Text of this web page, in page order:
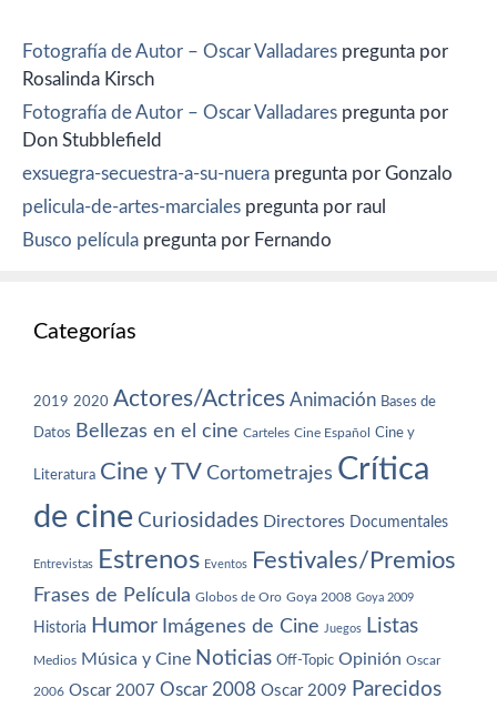
Fotografía de Autor – Oscar Valladares pregunta por
Rosalinda Kirsch
Fotografía de Autor – Oscar Valladares pregunta por
Don Stubblefield
exsuegra-secuestra-a-su-nuera pregunta por Gonzalo
pelicula-de-artes-marciales pregunta por raul
Busco película pregunta por Fernando
Categorías
2019 2020 Actores/Actrices Animación Bases de
Datos Bellezas en el cine Carteles Cine Español Cine y
Literatura Cine y TV Cortometrajes Crítica
de cine Curiosidades Directores Documentales
Entrevistas Estrenos Eventos Festivales/Premios
Frases de Película Globos de Oro Goya 2008 Goya 2009
Historia Humor Imágenes de Cine Juegos Listas
Medios Música y Cine Noticias Off-Topic Opinión Oscar
2006 Oscar 2007 Oscar 2008 Oscar 2009 Parecidos